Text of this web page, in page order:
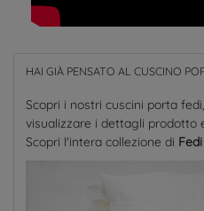
HAI GIÀ PENSATO AL CUSCINO
Scopri i nostri cuscini porta
visualizzare i dettagli prodotto
Scopri l'intera collezione di